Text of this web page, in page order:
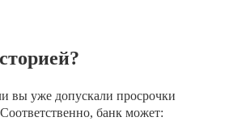
вы уже допускали просрочки
банк может: